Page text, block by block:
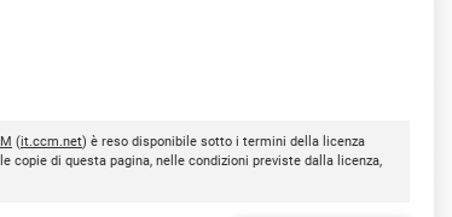
(it.ccm.net) è reso disponibile sotto i termini della licenza
copie di questa pagina, nelle condizioni previste dalla licenza,